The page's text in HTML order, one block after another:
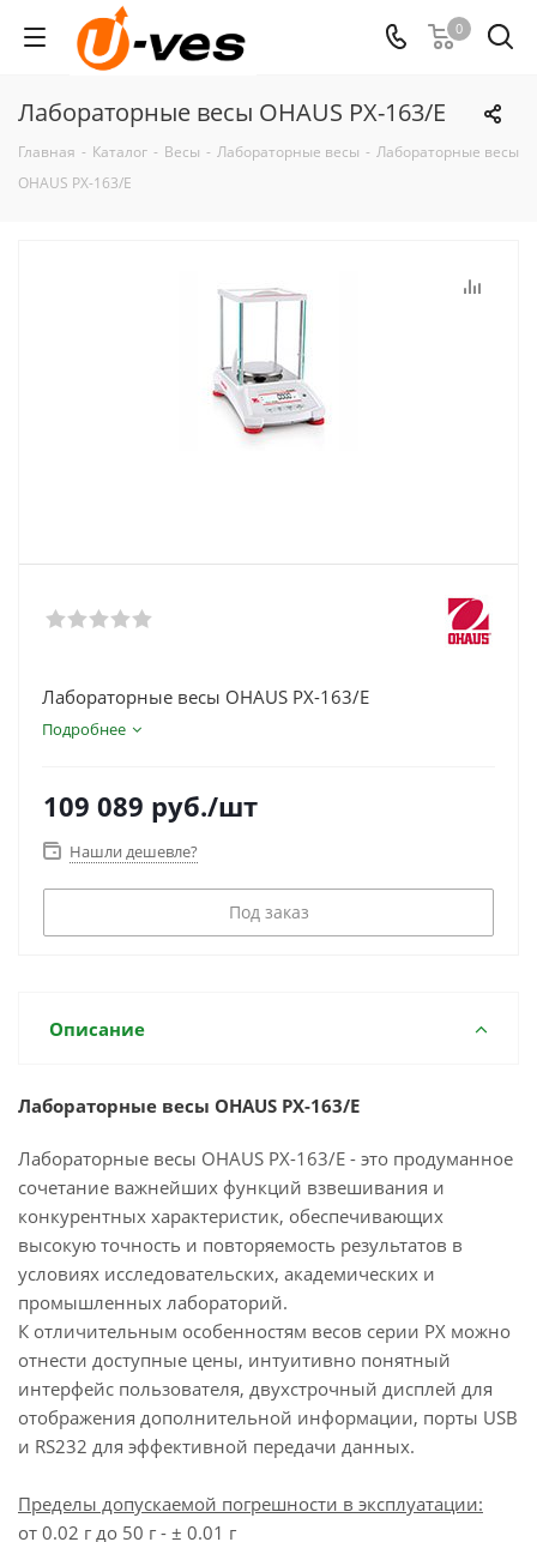
0
Лабораторные весы OHAUS PX-163/E
Главная - Каталог - Весы - Лабораторные весы - Лабораторные весы
OHAUS PX-163/E
Лабораторные весы OHAUS PX-163/E
Подробнее
109 089 руб./шт
Нашли дешевле?
Под заказ
Описание
Лабораторные весы OHAUS PX-163/E
Лабораторные весы OHAUS PX-163/E - это продуманное
сочетание важнейших функций взвешивания и
конкурентных характеристик, обеспечивающих
высокую точность и повторяемость результатов в
условиях исследовательских, академических и
промышленных лабораторий.
К отличительным особенностям весов серии PX можно
отнести доступные цены, интуитивно понятный
интерфейс пользователя, двухстрочный дисплей для
отображения дополнительной информации, порты USB
и RS232 для эффективной передачи данных.
Пределы допускаемой погрешности в эксплуатации:
от 0.02 г до 50 г - ± 0.01 г